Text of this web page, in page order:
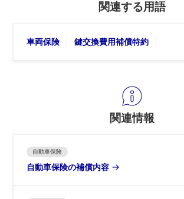
関連する用語
車両保険 鍵交換費用補償特約
関連情報
自動車保険
自動車保険の補償内容